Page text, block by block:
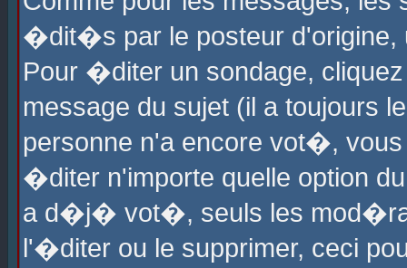
�dit�s par le posteur d'origine,
Pour �diter un sondage,
message du sujet (il a toujours
personne n'a encore vot�,
�diter n'importe quelle option
a d�j� vot�, seuls les
l'�diter ou le supprimer, ceci